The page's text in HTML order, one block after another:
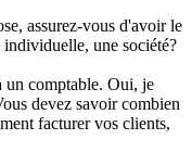
assurez-vous d'avoir le
une société?
un comptable. Oui, je
devez savoir combien
facturer vos clients,